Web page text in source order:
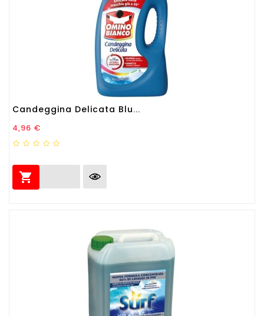
Candeggina Delicata Blu...
Prezzo
4,96 €
